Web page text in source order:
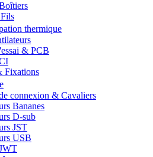
thermique
& PCB
Fixations
connexion & Cavaliers
Bananes
D-sub
JST
USB